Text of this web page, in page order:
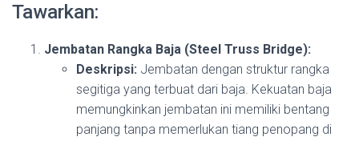
Tawarkan:
Jembatan Rangka Baja (Steel Truss Bridge):
Deskripsi: Jembatan dengan struktur rangka
segitiga yang terbuat dari baja. Kekuatan baja
memungkinkan jembatan ini memiliki bentang
panjang tanpa memerlukan tiang penopang di